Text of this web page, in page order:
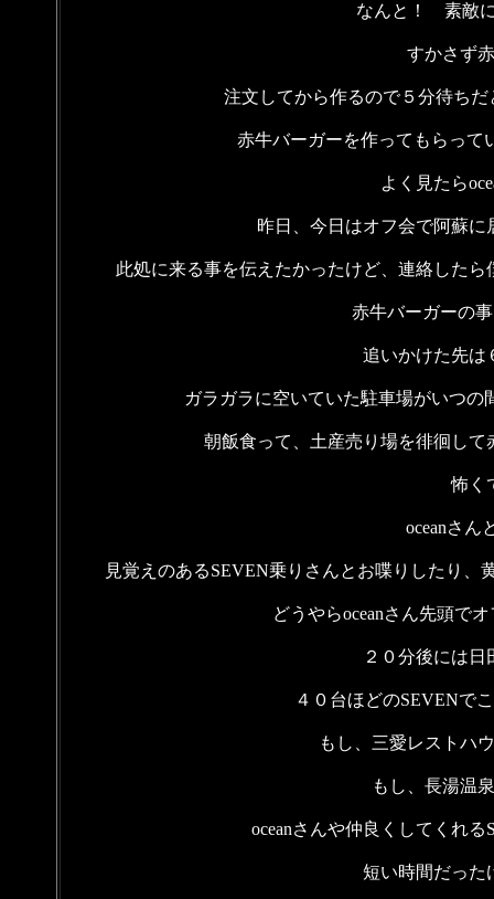
なんと！ 素敵
すかさず
注文してから作るので５分待ち
赤牛バーガーを作ってもらって
よく見たら
昨日、今日はオフ会で阿蘇
此処に来る事を伝えたかったけど、連絡した
赤牛バーガーの
追いかけた先は
ガラガラに空いていた駐車場がいつ
朝飯食って、土産売り場を徘徊し
怖く
oceanさん
見覚えのあるSEVEN乗りさんとお喋りしたり、
どうやらoceanさん先頭で
２０分後には
４０台ほどのSEVENで
もし、三愛レストハ
もし、長湯温
oceanさんや仲良くしてくれ
短い時間だった